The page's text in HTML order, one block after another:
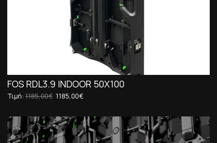
FOS RDL3.9 INDOOR 50X100
Τιμή: 1185,00€ 1185,00€